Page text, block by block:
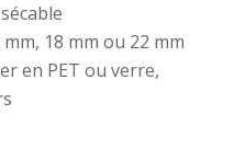
mm, 18 mm ou 22 mm
en PET ou verre,